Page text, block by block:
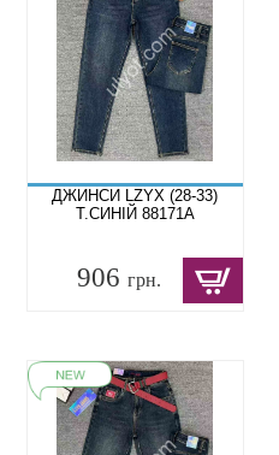
ДЖИНСИ LZYX (28-33)
Т.СИНІЙ 88171A
906грн.